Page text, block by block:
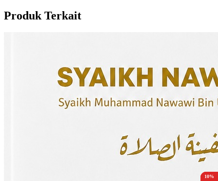
Produk Terkait
15%
15%
15%
15%
10%